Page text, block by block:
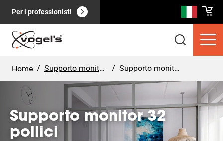
Per i professionisti
Prodotti di consumo 0 ): Vedi tutto
Home / Supporto monitor casa / Supporto monitor 32 pollici
Supporto monitor 32
pollici